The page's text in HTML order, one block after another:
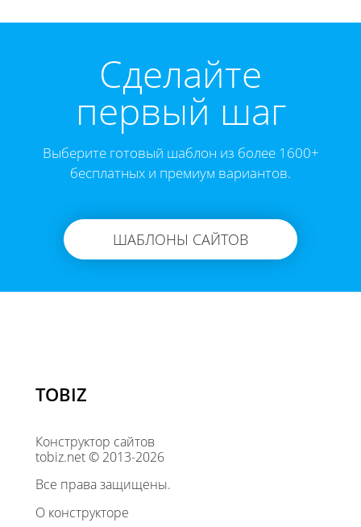
Cделайте
первый шаг
Выберите готовый шаблон из более 1600+
бесплатных и премиум вариантов.
ШАБЛОНЫ САЙТОВ
TOBIZ
Конструктор сайтов
tobiz.net © 2013-2026
Все права защищены.
О конструкторе